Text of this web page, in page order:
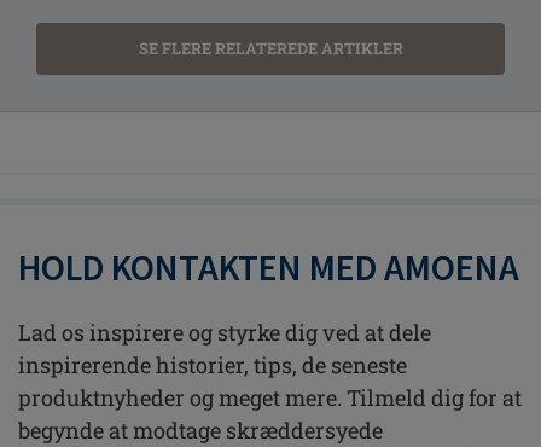
SE FLERE RELATEREDE ARTIKLER
HOLD KONTAKTEN MED AMOENA
Lad os inspirere og styrke dig ved at dele
inspirerende historier, tips, de seneste
produktnyheder og meget mere. Tilmeld dig for at
begynde at modtage skræddersyede